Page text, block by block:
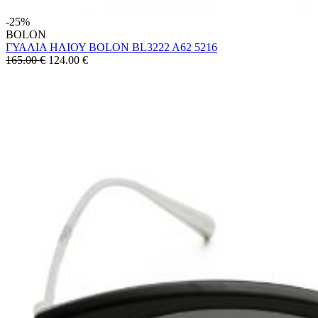
-25%
BOLON
ΓΥΑΛΙΑ ΗΛΙΟΥ BOLON BL3222 A62 5216
165.00 € 124.00 €